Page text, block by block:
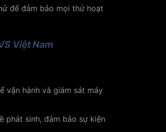
để đảm bảo mọi thứ hoạt
Việt Nam
vận hành và giám sát máy
phát sinh, đảm bảo sự kiện